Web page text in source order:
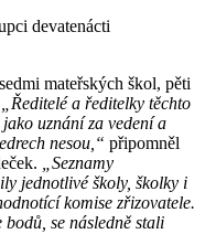
devatenácti
mateřských škol, pěti
„Ředitelé a ředitelky těchto
uznání za vedení a
nesou,“ připomněl
„Seznamy
jednotlivé školy, školky i
komise zřizovatele.
se následně stali